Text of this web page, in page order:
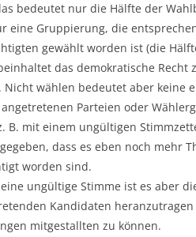
bedeutet nur die Hälfte der
eine Gruppierung, die
gewählt worden ist (die
das demokratische Recht
Nicht wählen bedeutet aber keine
Parteien oder
B. mit einem ungültigen
dass es eben noch mehr
worden sind.
eine ungültige Stimme ist es aber
Kandidaten
mitgestallten zu können.